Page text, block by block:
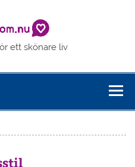
ett skönare liv